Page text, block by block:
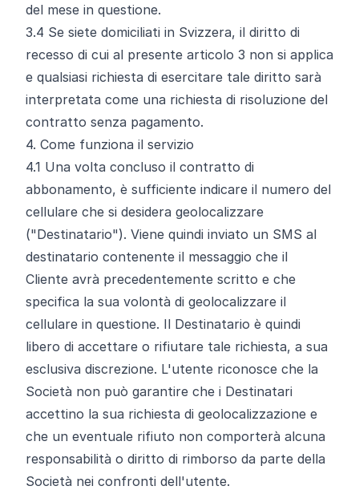
del mese in questione.
3.4 Se siete domiciliati in Svizzera, il diritto di
recesso di cui al presente articolo 3 non si applica
e qualsiasi richiesta di esercitare tale diritto sarà
interpretata come una richiesta di risoluzione del
contratto senza pagamento.
4. Come funziona il servizio
4.1 Una volta concluso il contratto di
abbonamento, è sufficiente indicare il numero del
cellulare che si desidera geolocalizzare
("Destinatario"). Viene quindi inviato un SMS al
destinatario contenente il messaggio che il
Cliente avrà precedentemente scritto e che
specifica la sua volontà di geolocalizzare il
cellulare in questione. Il Destinatario è quindi
libero di accettare o rifiutare tale richiesta, a sua
esclusiva discrezione. L'utente riconosce che la
Società non può garantire che i Destinatari
accettino la sua richiesta di geolocalizzazione e
che un eventuale rifiuto non comporterà alcuna
responsabilità o diritto di rimborso da parte della
Società nei confronti dell'utente.